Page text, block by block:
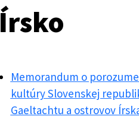
Írsko
Memorandum o
kultúry Slovenskej
Gaeltachtu a ostrovov